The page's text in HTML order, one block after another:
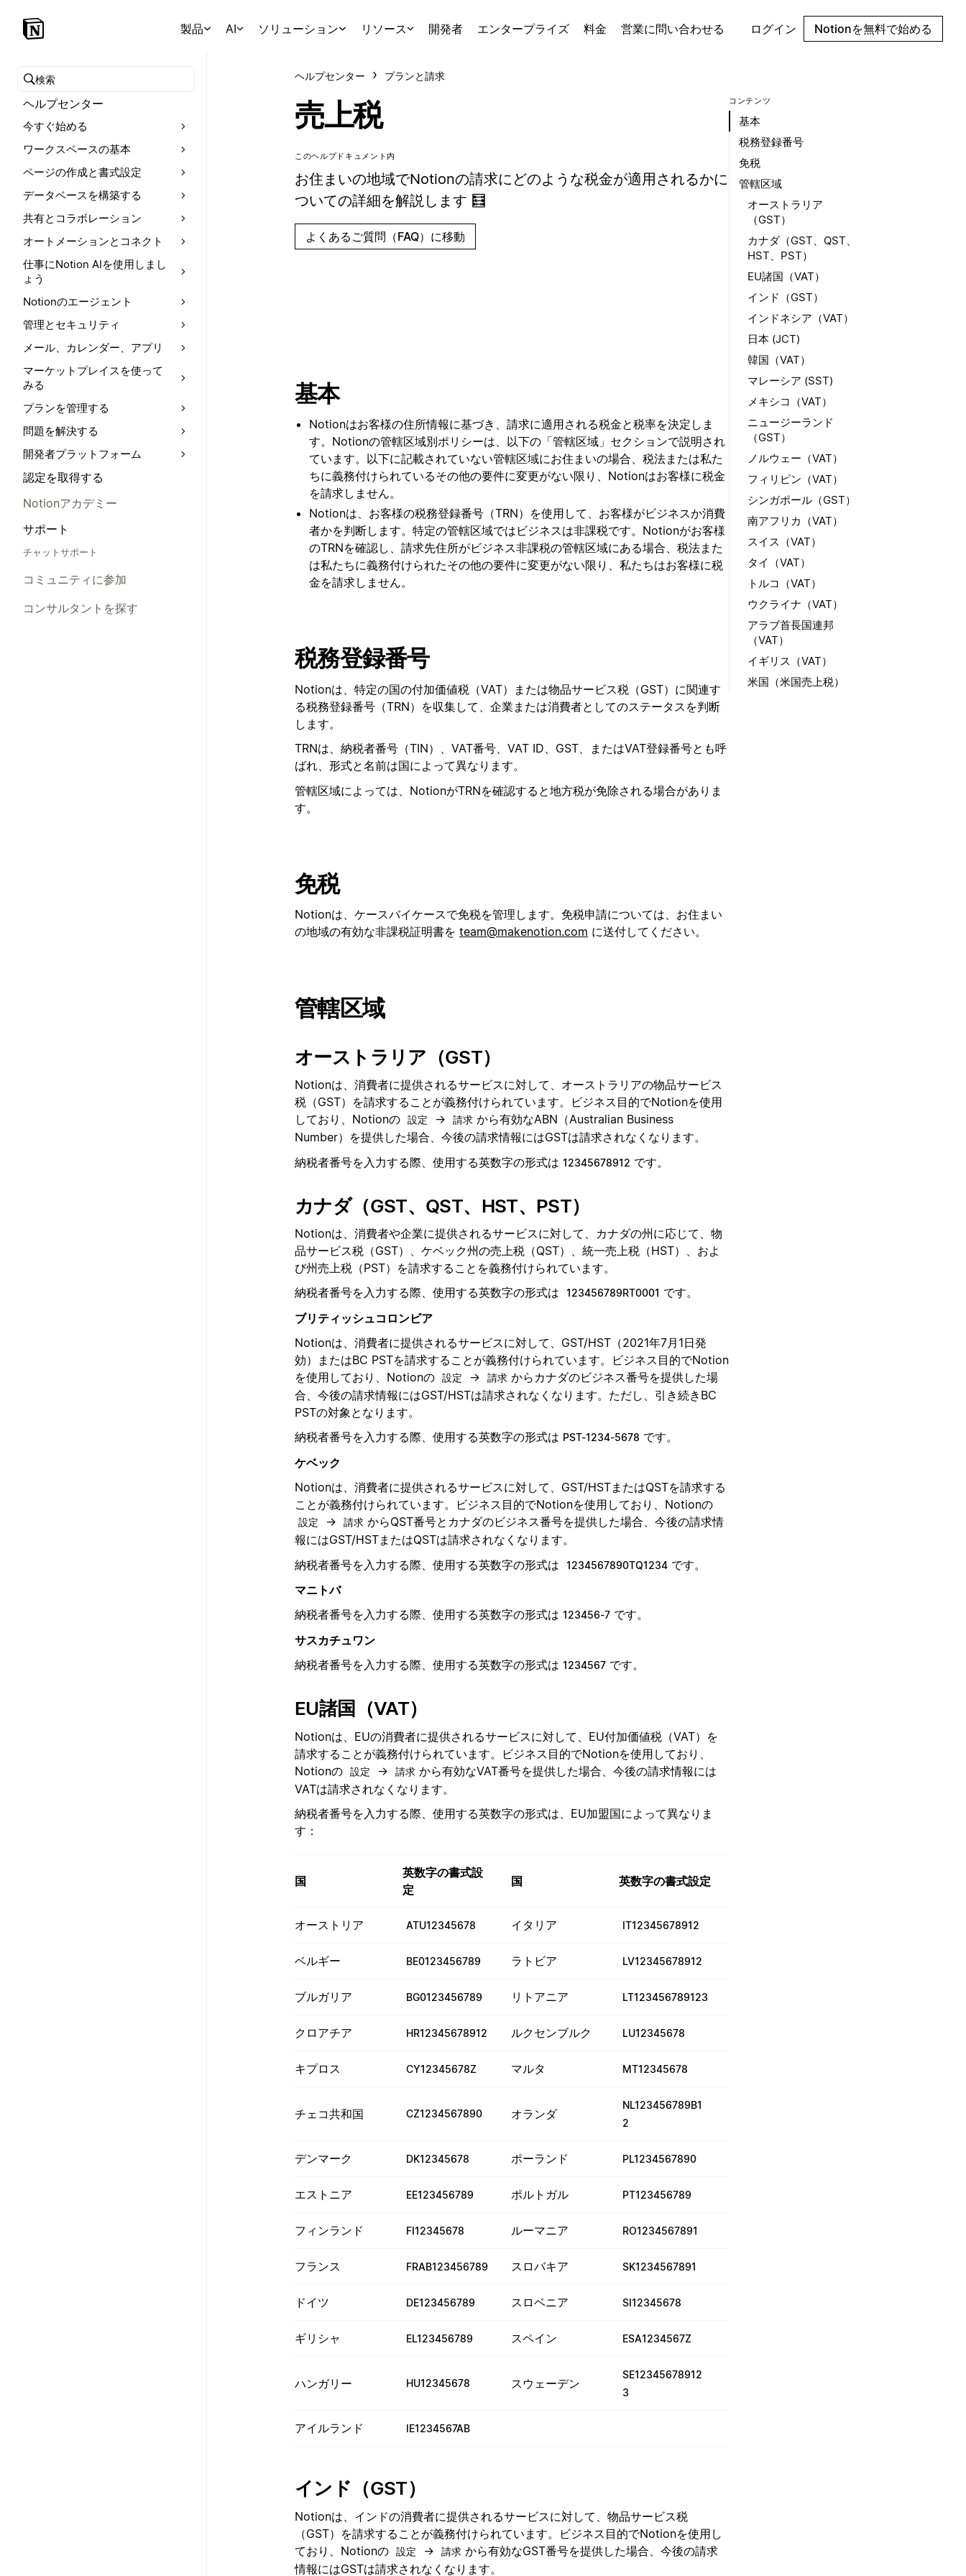
製品 AI ソリューション リソース 開発者 エンタープライズ 料金 営業に問い合わせる ログイン Notionを無料で始める
ヘルプセンターを検索
ヘルプセンター
今すぐ始める
ワークスペースの基本
ページの作成と書式設定
データベースを構築する
共有とコラボレーション
オートメーションとコネクト
仕事にNotion AIを使用しまし
ょう
Notionのエージェント
管理とセキュリティ
メール、カレンダー、アプリ
マーケットプレイスを使って
みる
プランを管理する
問題を解決する
開発者プラットフォーム
認定を取得する
Notionアカデミー
サポート
チャットサポート
コミュニティに参加
コンサルタントを探す
ヘルプセンター プランと請求
売上税
このヘルプドキュメント内
お住まいの地域でNotionの請求にどのような税金が適用されるかに
ついての詳細を解説します 🧮
よくあるご質問（FAQ）に移動
基本
Notionはお客様の住所情報に基づき、請求に適用される税金と税率を決定しま
す。Notionの管轄区域別ポリシーは、以下の「管轄区域」セクションで説明され
ています。以下に記載されていない管轄区域にお住まいの場合、税法または私た
ちに義務付けられているその他の要件に変更がない限り、Notionはお客様に税金
を請求しません。
Notionは、お客様の税務登録番号（TRN）を使用して、お客様がビジネスか消費
者かを判断します。特定の管轄区域ではビジネスは非課税です。Notionがお客様
のTRNを確認し、請求先住所がビジネス非課税の管轄区域にある場合、税法また
は私たちに義務付けられたその他の要件に変更がない限り、私たちはお客様に税
金を請求しません。
税務登録番号
Notionは、特定の国の付加価値税（VAT）または物品サービス税（GST）に関連す
る税務登録番号（TRN）を収集して、企業または消費者としてのステータスを判断
します。
TRNは、納税者番号（TIN）、VAT番号、VAT ID、GST、またはVAT登録番号とも呼
ばれ、形式と名前は国によって異なります。
管轄区域によっては、NotionがTRNを確認すると地方税が免除される場合がありま
す。
免税
Notionは、ケースバイケースで免税を管理します。免税申請については、お住まい
の地域の有効な非課税証明書を team@makenotion.com に送付してください。
管轄区域
オーストラリア（GST）
Notionは、消費者に提供されるサービスに対して、オーストラリアの物品サービス
税（GST）を請求することが義務付けられています。ビジネス目的でNotionを使用
しており、Notionの 設定 → 請求 から有効なABN（Australian Business
Number）を提供した場合、今後の請求情報にはGSTは請求されなくなります。
納税者番号を入力する際、使用する英数字の形式は 12345678912 です。
カナダ（GST、QST、HST、PST）
Notionは、消費者や企業に提供されるサービスに対して、カナダの州に応じて、物
品サービス税（GST）、ケベック州の売上税（QST）、統一売上税（HST）、およ
び州売上税（PST）を請求することを義務付けられています。
納税者番号を入力する際、使用する英数字の形式は
123456789RT0001 です。
ブリティッシュコロンビア
Notionは、消費者に提供されるサービスに対して、GST/HST（2021年7月1日発
効）またはBC PSTを請求することが義務付けられています。ビジネス目的でNotion
を使用しており、Notionの 設定 → 請求 からカナダのビジネス番号を提供した場
合、今後の請求情報にはGST/HSTは請求されなくなります。ただし、引き続きBC
PSTの対象となります。
納税者番号を入力する際、使用する英数字の形式は PST-1234-5678 です。
ケベック
Notionは、消費者に提供されるサービスに対して、GST/HSTまたはQSTを請求する
ことが義務付けられています。ビジネス目的でNotionを使用しており、Notionの
設定 → 請求 からQST番号とカナダのビジネス番号を提供した場合、今後の請求情
報にはGST/HSTまたはQSTは請求されなくなります。
納税者番号を入力する際、使用する英数字の形式は
1234567890TQ1234 です。
マニトバ
納税者番号を入力する際、使用する英数字の形式は 123456-7 です。
サスカチュワン
納税者番号を入力する際、使用する英数字の形式は 1234567 です。
EU諸国（VAT）
Notionは、EUの消費者に提供されるサービスに対して、EU付加価値税（VAT）を
請求することが義務付けられています。ビジネス目的でNotionを使用しており、
Notionの 設定 → 請求 から有効なVAT番号を提供した場合、今後の請求情報には
VATは請求されなくなります。
納税者番号を入力する際、使用する英数字の形式は、EU加盟国によって異なりま
す：
国
英数字の書式設
定
国 英数字の書式設定
オーストリア ATU12345678 イタリア IT12345678912
ベルギー BE0123456789 ラトビア LV12345678912
ブルガリア BG0123456789 リトアニア LT123456789123
クロアチア HR12345678912 ルクセンブルク LU12345678
キプロス CY12345678Z マルタ MT12345678
チェコ共和国 CZ1234567890 オランダ
NL123456789B1
2
デンマーク DK12345678 ポーランド PL1234567890
エストニア EE123456789 ポルトガル PT123456789
フィンランド FI12345678 ルーマニア RO1234567891
フランス FRAB123456789 スロバキア SK1234567891
ドイツ DE123456789 スロベニア SI12345678
ギリシャ EL123456789 スペイン ESA1234567Z
ハンガリー HU12345678 スウェーデン
SE12345678912
3
アイルランド IE1234567AB
インド（GST）
Notionは、インドの消費者に提供されるサービスに対して、物品サービス税
（GST）を請求することが義務付けられています。ビジネス目的でNotionを使用し
ており、Notionの 設定 → 請求 から有効なGST番号を提供した場合、今後の請求
情報にはGSTは請求されなくなります。
コンテンツ
基本
税務登録番号
免税
管轄区域
オーストラリア
（GST）
カナダ（GST、QST、
HST、PST）
EU諸国（VAT）
インド（GST）
インドネシア（VAT）
日本 (JCT)
韓国（VAT）
マレーシア (SST)
メキシコ（VAT）
ニュージーランド
（GST）
ノルウェー（VAT）
フィリピン（VAT）
シンガポール（GST）
南アフリカ（VAT）
スイス（VAT）
タイ（VAT）
トルコ（VAT）
ウクライナ（VAT）
アラブ首長国連邦
（VAT）
イギリス（VAT）
米国（米国売上税）